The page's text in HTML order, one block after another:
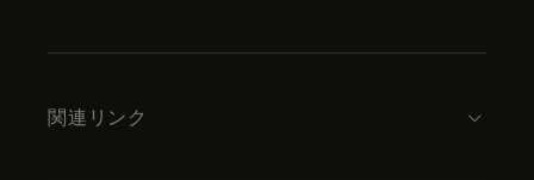
関連リンク